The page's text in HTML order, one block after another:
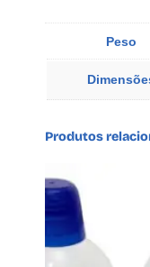
Peso
Produtos